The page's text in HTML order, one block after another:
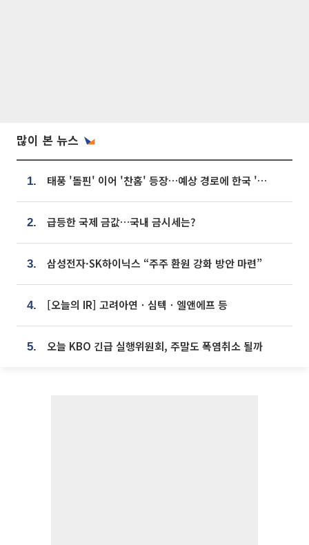
많이 본 뉴스
1. 태풍 '돌핀' 이어 '찬홈' 등장…예상 경로에 한국 '한숨'
2. 급등한 국제 금값…국내 금시세는?
3. 삼성전자·SK하이닉스 “주주 환원 강화 방안 마련”
4. [오늘의 IR] 고려아연ㆍ심텍ㆍ엘앤에프 등
5. 오늘 KBO 긴급 실행위원회, 주말도 폭염취소 될까